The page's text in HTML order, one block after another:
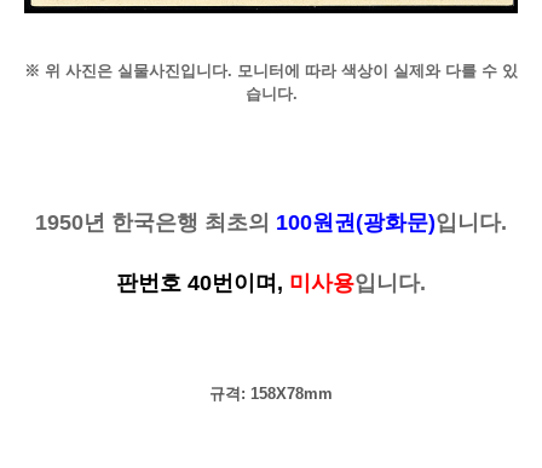
※ 위 사진은 실물사진입니다. 모니터에 따라 색상이 실제와 다를 수 있
습니다.
1950년 한국은행 최초의 100원권(광화문)입니다.
판번호 40번 이며, 미사용입니다.
규격: 158X78mm